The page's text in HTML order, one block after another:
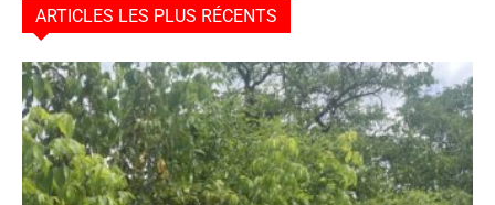
ARTICLES LES PLUS RÉCENTS